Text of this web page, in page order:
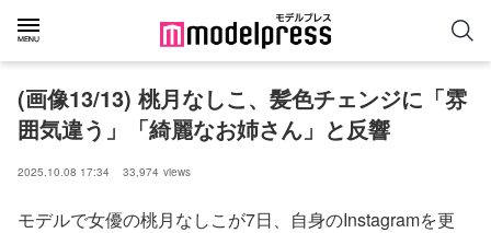
(画像13/13) 桃月なしこ、髪色チェンジに「雰
囲気違う」「綺麗なお姉さん」と反響
2025.10.08 17:34 33,974 views
モデルで女優の桃月なしこが7日、自身のInstagramを更